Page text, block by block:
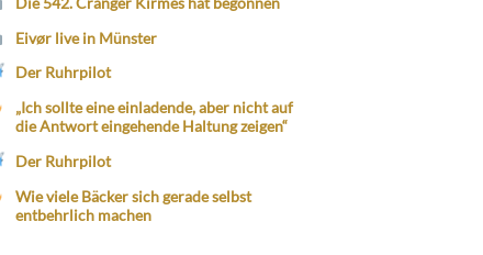
Eivør live in Münster
Der Ruhrpilot
„Ich sollte eine einladende, aber nicht auf
die Antwort eingehende Haltung zeigen“
Der Ruhrpilot
Wie viele Bäcker sich gerade selbst
entbehrlich machen